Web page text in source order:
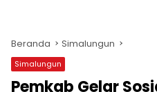
Beranda Simalungun
Simalungun
Pemkab Gelar